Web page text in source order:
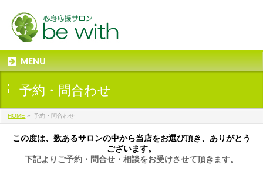
MENU
予約・問合わせ
HOME » 予約・問合わせ
この度は、数あるサロンの中から当店をお選び頂き、ありがとう
ございます。
下記よりご予約・問合せ・相談をお受けさせて頂きます。